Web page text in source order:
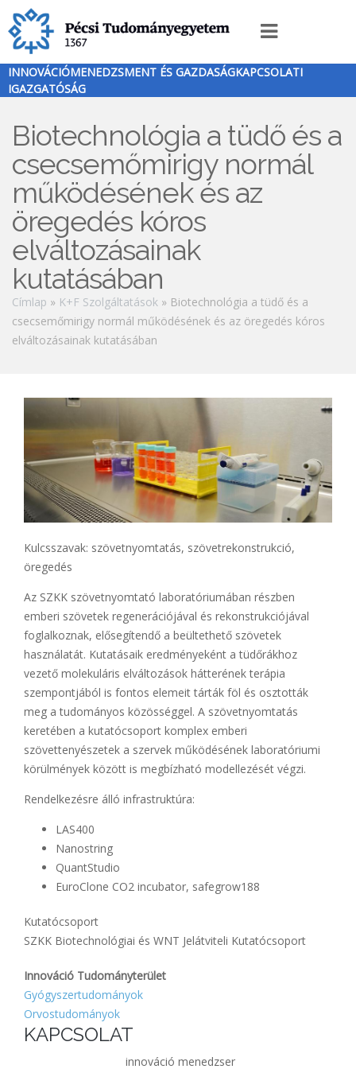
Ugrás
tartalomra
Innováció
menü
INNOVÁCIÓMENEDZSMENT ÉS GAZDASÁGKAPCSOLATI
IGAZGATÓSÁG
Biotechnológia a tüdő és a
csecsemőmirigy normál
működésének és az
öregedés kóros
elváltozásainak
kutatásában
Morzsa
Címlap K+F Szolgáltatások
Biotechnológia a tüdő és a
csecsemőmirigy normál működésének és az öregedés kóros
elváltozásainak kutatásában
Kulcsszavak: szövetnyomtatás, szövetrekonstrukció,
öregedés
Az SZKK szövetnyomtató laboratóriumában részben
emberi szövetek regenerációjával és rekonstrukciójával
foglalkoznak, elősegítendő a beültethető szövetek
használatát. Kutatásaik eredményeként a tüdőrákhoz
vezető molekuláris elváltozások hátterének terápia
szempontjából is fontos elemeit tárták föl és osztották
meg a tudományos közösséggel. A szövetnyomtatás
keretében a kutatócsoport komplex emberi
szövettenyészetek a szervek működésének laboratóriumi
körülmények között is megbízható modellezését végzi.
Rendelkezésre álló infrastruktúra:
LAS400
Nanostring
QuantStudio
EuroClone CO2 incubator, safegrow188
Kutatócsoport
SZKK Biotechnológiai és WNT Jelátviteli Kutatócsoport
Innováció Tudományterület
Gyógyszertudományok
Orvostudományok
KAPCSOLAT
innováció menedzser